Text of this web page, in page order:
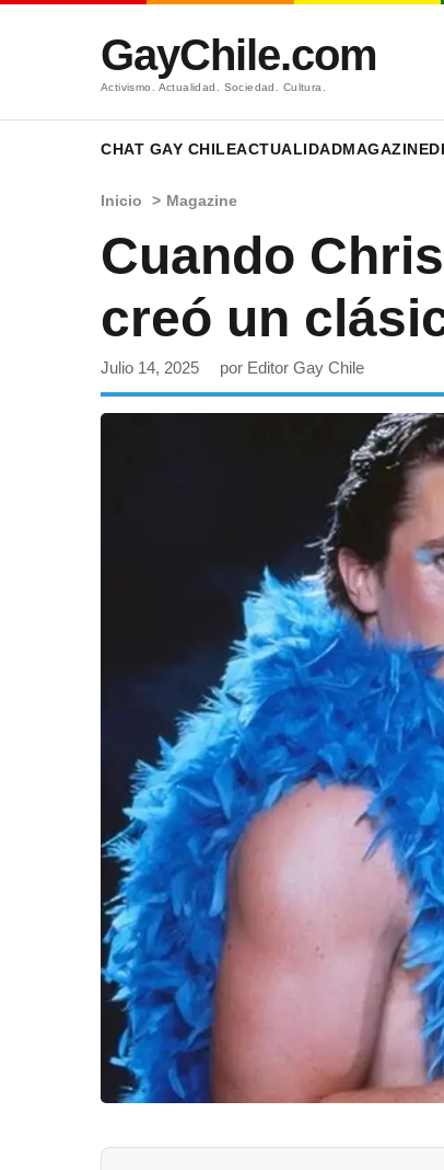
GayChile.com
Activismo. Actualidad. Sociedad. Cultura.
CHAT GAY CHILEACTUALIDADMAGAZINE
Inicio > Magazine
Cuando
creó un
Julio 14, 2025 por Editor Gay Chile